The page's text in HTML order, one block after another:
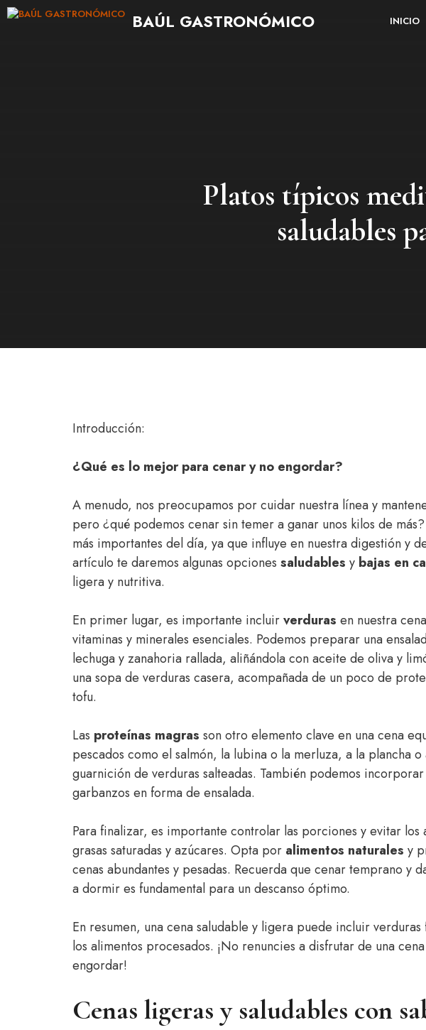
Saltar
BAÚL GASTRONÓMICO INICIO
Platos típicos
saludables
Introducción:
¿Qué es lo mejor para cenar y no engordar?
A menudo, nos preocupamos por cuidar nuestra línea y
pero ¿qué podemos cenar sin temer a ganar unos kilos de
más importantes del día, ya que influye en nuestra digestión y
artículo te daremos algunas opciones saludables y bajas en
ligera y nutritiva.
En primer lugar, es importante incluirverduras en nuestra
vitaminas y minerales esenciales. Podemos preparar una
lechuga y zanahoria rallada, aliñándola con aceite de oliva y
una sopa de verduras casera, acompañada de un poco de
tofu.
Las proteínas magras son otro elemento clave en una cena
pescados como el salmón, la lubina o la merluza, a la plancha
guarnición de verduras salteadas. También podemos
garbanzos en forma de ensalada.
Para finalizar, es importante controlar las porciones y evitar
grasas saturadas y azúcares. Opta por alimentos naturales y
cenas abundantes y pesadas. Recuerda que cenar temprano y
a dormir es fundamental para un descanso óptimo.
En resumen, una cena saludable y ligera puede incluir
los alimentos procesados. ¡No renuncies a disfrutar de una
engordar!
Cenas ligeras y saludables con